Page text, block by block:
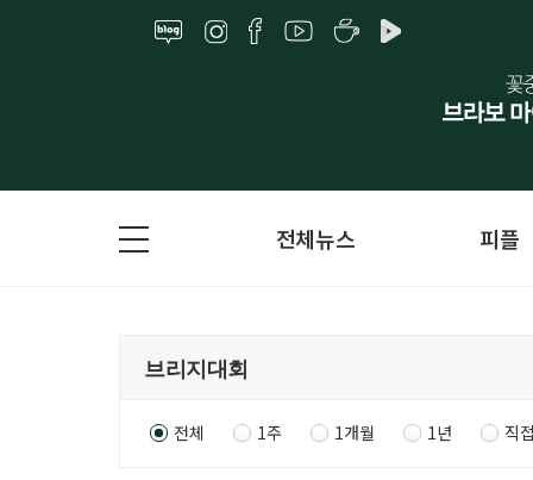
전체뉴스 피플
전체 1주 1개월 1년 직